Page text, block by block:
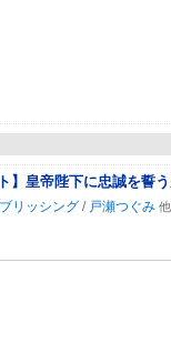
ト】皇帝陛下に忠誠を誓
リッシング/ 戸瀬つぐみ